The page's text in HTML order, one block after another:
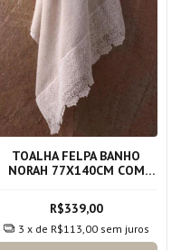
TOALHA FELPA BANHO
NORAH 77X140CM COM
100% ALGODAO
R$339,00
3 x de R$113,00 sem juros